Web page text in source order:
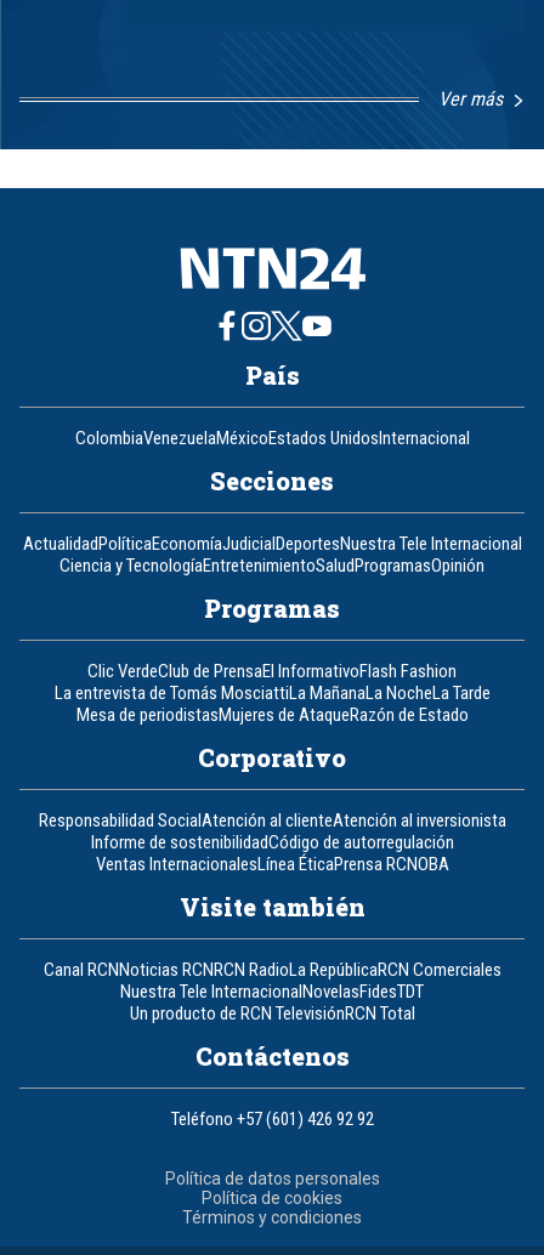
Ver más
1
8
País
ColombiaVenezuelaMéxicoEstados UnidosInternacional
Secciones
ActualidadPolíticaEconomíaJudicialDeportesNuestra Tele Internacional
Ciencia y TecnologíaEntretenimientoSaludProgramasOpinión
Programas
Clic VerdeClub de PrensaEl InformativoFlash Fashion
La entrevista de Tomás MosciattiLa MañanaLa NocheLa Tarde
Mesa de periodistasMujeres de AtaqueRazón de Estado
Corporativo
Responsabilidad SocialAtención al clienteAtención al inversionista
Informe de sostenibilidadCódigo de autorregulación
Ventas InternacionalesLínea ÉticaPrensa RCNOBA
Visite también
Canal RCNNoticias RCNRCN RadioLa RepúblicaRCN Comerciales
Nuestra Tele InternacionalNovelasFidesTDT
Un producto de RCN TelevisiónRCN Total
Contáctenos
Teléfono +57 (601) 426 92 92
Política de datos personales
Política de cookies
Términos y condiciones